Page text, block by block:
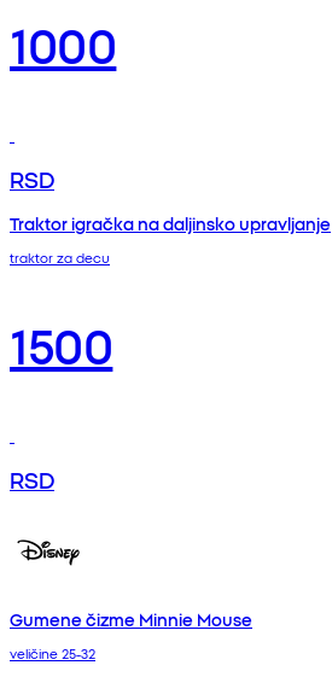
1000
RSD
Traktor igračka na daljinsko upravljanje
traktor za decu
1500
RSD
Gumene čizme Minnie Mouse
veličine 25-32